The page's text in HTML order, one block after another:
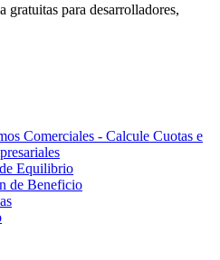
gratuitas para desarrolladores,
Comerciales - Calcule Cuotas e
Equilibrio
de Beneficio